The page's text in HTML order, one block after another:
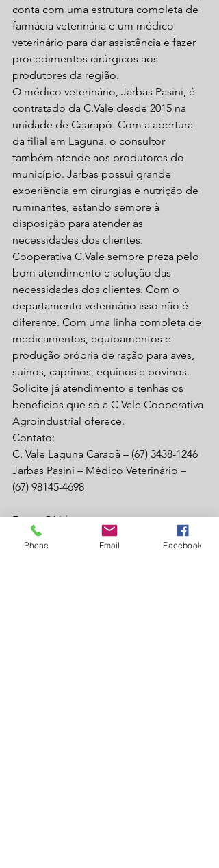
conta com uma estrutura completa de
farmácia veterinária e um médico
veterinário para dar assistência e fazer
procedimentos cirúrgicos aos
produtores da região.
O médico veterinário, Jarbas Pasini, é
contratado da C.Vale desde 2015 na
unidade de Caarapó. Com a abertura
da filial em Laguna, o consultor
também atende aos produtores do
município. Jarbas possui grande
experiência em cirurgias e nutrição de
ruminantes, estando sempre à
disposição para atender às
necessidades dos clientes.
Cooperativa C.Vale sempre preza pelo
bom atendimento e solução das
necessidades dos clientes. Com o
departamento veterinário isso não é
diferente. Com uma linha completa de
medicamentos, equipamentos e
produção própria de ração para aves,
suínos, caprinos, equinos e bovinos.
Solicite já atendimento e tenhas os
benefícios que só a C.Vale Cooperativa
Agroindustrial oferece.
Contato:
C. Vale Laguna Carapã – (67) 3438-1246
Jarbas Pasini – Médico Veterinário –
(67) 98145-4698
Fonte C.Vale
agronegocio laguna carapãcvale
veterinario
Phone Email Facebook